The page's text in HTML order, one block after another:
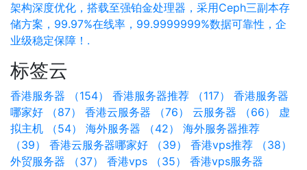
架构深度优化，搭载至强铂金处理器，采用Ceph三副本存
储方案，99.97%在线率，99.9999999%数据可靠性，企
业级稳定保障！.
标签云
香港服务器 （154） 香港服务器推荐 （117）
香港服务器
哪家好 （87）
香港云服务器 （76） 云服务器 （66）
虚
拟主机 （54）
海外服务器 （42）
海外服务器推荐
（39）
香港云服务器哪家好 （39）
香港vps推荐 （38）
外贸服务器 （37）
香港vps （35）
香港vps服务器